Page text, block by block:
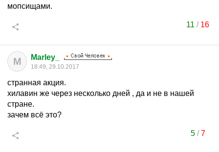
мопсищами.
11 / 16
M Marley_
18:49, 29.10.2017
странная акция.
хилавин же через несколько дней , да и не в нашей
стране.
зачем всё это?
5/7